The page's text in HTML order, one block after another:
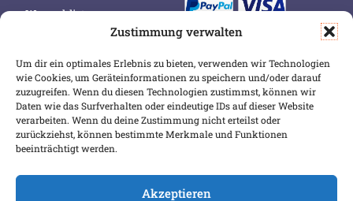
Zustimmung verwalten
Um dir ein optimales Erlebnis zu bieten, verwenden wir Technologien
wie Cookies, um Geräteinformationen zu speichern und/oder darauf
zuzugreifen. Wenn du diesen Technologien zustimmst, können wir
Daten wie das Surfverhalten oder eindeutige IDs auf dieser Website
verarbeiten. Wenn du deine Zustimmung nicht erteilst oder
zurückziehst, können bestimmte Merkmale und Funktionen
beeinträchtigt werden.
Akzeptieren
Wunschliste
Versand & Lieferung
Zahlungsweisen
Widerruf